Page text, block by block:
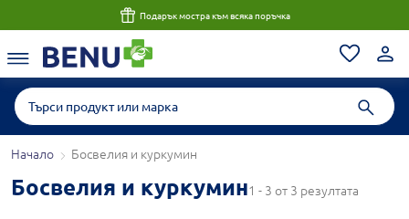
Подарък мостра към всяка поръчка
Начало Босвелия и куркумин
Босвелия и куркумин1 - 3 от 3 резултата